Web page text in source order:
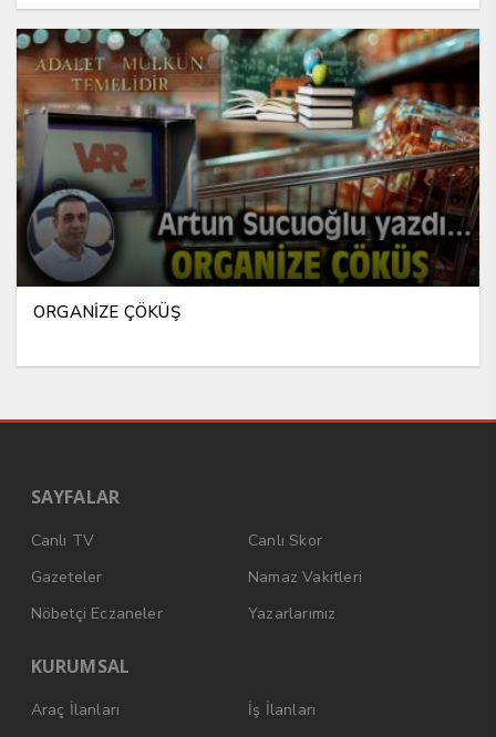
ORGANİZE ÇÖKÜŞ
SAYFALAR
Canlı TV
Canlı Skor
Gazeteler
Namaz Vakitleri
Nöbetçi Eczaneler
Yazarlarımız
KURUMSAL
Araç İlanları
İş İlanları